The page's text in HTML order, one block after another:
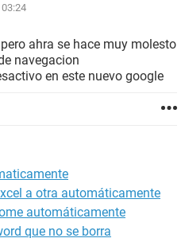
ahra se hace muy molesto
navegacion
en este nuevo google
a otra automáticamente
automáticamente
que no se borra